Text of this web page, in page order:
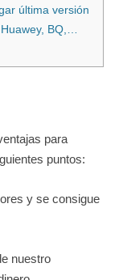
última versión
BQ,…
para
puntos:
y se consigue
nuestro